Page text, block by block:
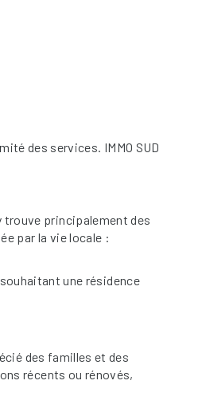
des services. IMMO SUD
trouve principalement des
par la vie locale :
une résidence
des familles et des
récents ou rénovés,